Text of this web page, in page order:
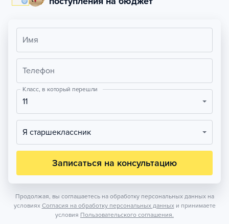
Имя
Телефон
Класс, в который перешли
11
Я старшеклассник
Записаться на консультацию
Продолжая, вы соглашаетесь на обработку персональных данных на
условиях Согласия на обработку персональных данных и принимаете
условия Пользовательского соглашения.